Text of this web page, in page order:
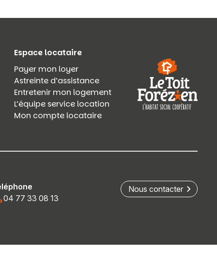
Espace locataire
Payer mon loyer
Astreinte d’assistance
Entretenir mon logement
L’équipe service location
Mon compte locataire
04 77 33 08 13
Nous contacter